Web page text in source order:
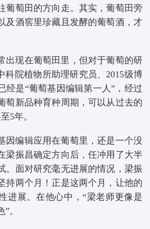
葡萄田的方向走。其实，葡萄田旁
及酒窖里珍藏且发酵的葡萄酒，才
出现在葡萄田里，但对于葡萄的研
科院植物所助理研究员、2015级博
经是“葡萄基因编辑第一人”，经过
萄新品种育种周期，可以从过去的
5年。
因编辑应用在葡萄里，还是一个没
梁振昌确定方向后，任冲用了大半
。面对研究毫无进展的情况，梁振
持两个月！正是这两个月，让他的
进展。在他心中，“梁老师更像是
。